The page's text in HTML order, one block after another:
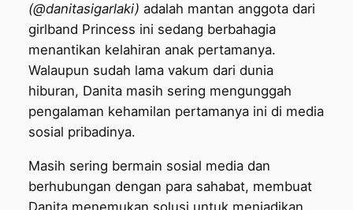
(@danitasigarlaki) adalah mantan anggota dari
girlband Princess ini sedang berbahagia
menantikan kelahiran anak pertamanya.
Walaupun sudah lama vakum dari dunia
hiburan, Danita masih sering mengunggah
pengalaman kehamilan pertamanya ini di media
sosial pribadinya.
Masih sering bermain sosial media dan
berhubungan dengan para sahabat, membuat
Danita menemukan solusi untuk menjadikan